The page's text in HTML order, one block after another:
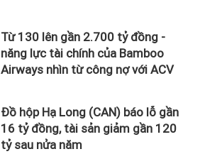
Từ 130 lên gần 2.700 tỷ đồng -
năng lực tài chính của Bamboo
Airways nhìn từ công nợ với ACV
Đồ hộp Hạ Long (CAN) báo lỗ gần
16 tỷ đồng, tài sản giảm gần 120
tỷ sau nửa năm